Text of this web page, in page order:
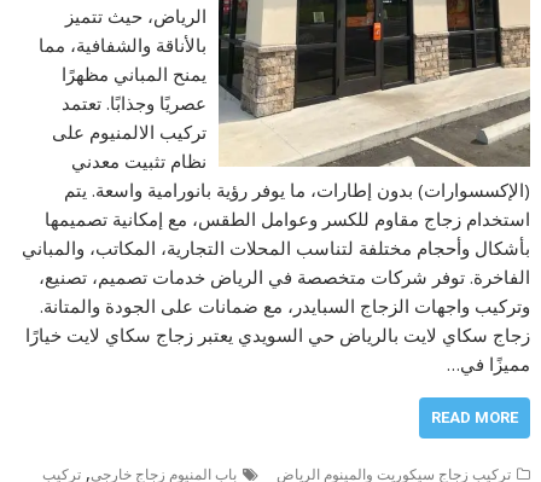
الرياض، حيث تتميز
بالأناقة والشفافية، مما
يمنح المباني مظهرًا
عصريًا وجذابًا. تعتمد
تركيب الالمنيوم على
نظام تثبيت معدني
(الإكسسوارات) بدون إطارات، ما يوفر رؤية بانورامية واسعة. يتم
استخدام زجاج مقاوم للكسر وعوامل الطقس، مع إمكانية تصميمها
بأشكال وأحجام مختلفة لتناسب المحلات التجارية، المكاتب، والمباني
الفاخرة. توفر شركات متخصصة في الرياض خدمات تصميم، تصنيع،
وتركيب واجهات الزجاج السبايدر، مع ضمانات على الجودة والمتانة.
زجاج سكاي لايت بالرياض حي السويدي يعتبر زجاج سكاي لايت خيارًا
مميزًا في…
READ MORE
تركيب زجاج سيكوريت والمينوم الرياض باب المنيوم زجاج خارجي,تركيب